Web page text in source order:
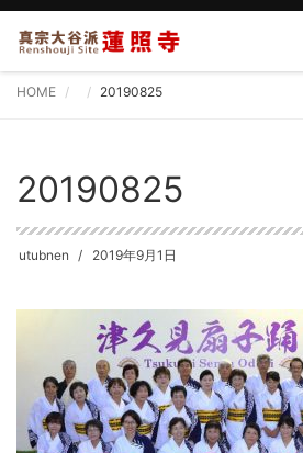
HOME 20190825
20190825
utubnen 2019年9月1日